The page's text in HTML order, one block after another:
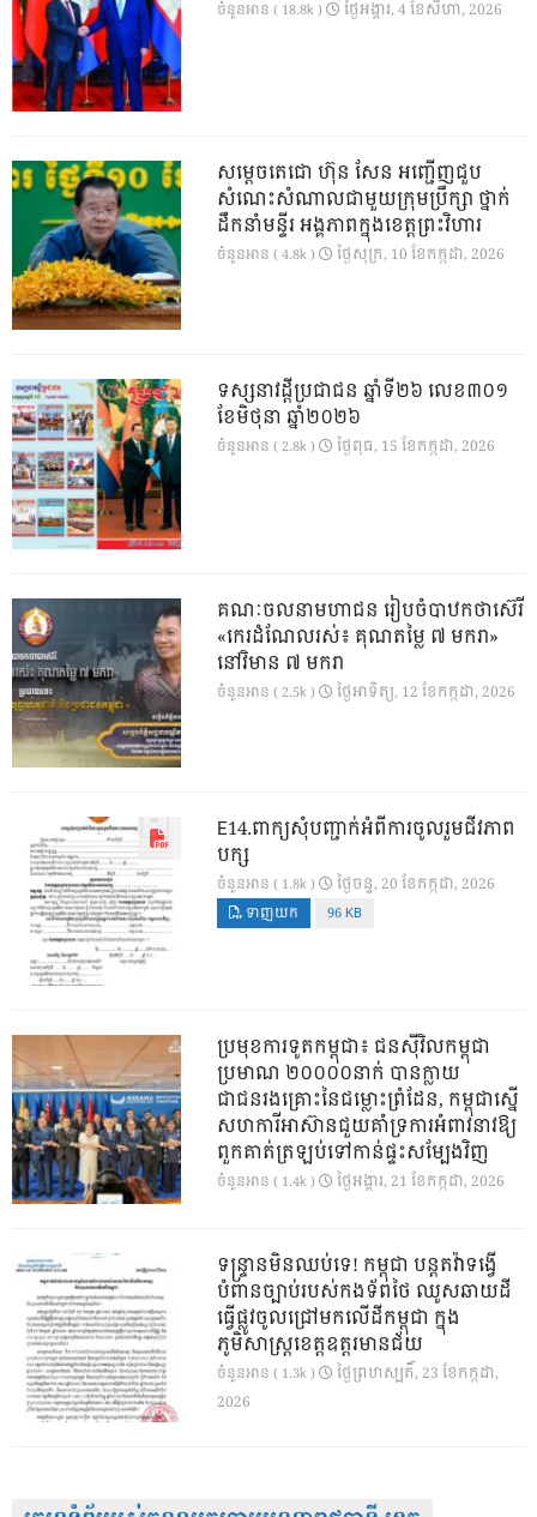
ចំនួនអាន ( 18.8k ) ថ្ងៃ​អង្គារ, 4 ខែ​សីហា, 2026
សម្តេចតេជោ ហ៊ុន សែន អញ្ជើញជួប
សំណេះសំណាលជាមួយក្រុមប្រឹក្សា ថ្នាក់
ដឹកនាំមន្ទីរ អង្គភាពក្នុងខេត្តព្រះវិហារ
ចំនួនអាន ( 4.8k ) ថ្ងៃ​សុក្រ, 10 ខែ​កក្កដា, 2026
ទស្សនាវដ្ដីប្រជាជន ឆ្នាំទី២៦ លេខ៣០១
ខែមិថុនា ឆ្នាំ២០២៦
ចំនួនអាន ( 2.8k ) ថ្ងៃ​ពុធ, 15 ខែ​កក្កដា, 2026
គណៈចលនាមហាជន រៀបចំបាឋកថាស៊េរី
«កេរដំណែលរស់៖ គុណតម្លៃ ៧ មករា»
នៅវិមាន ៧ មករា
ចំនួនអាន ( 2.5k ) ថ្ងៃ​អាទិត្យ, 12 ខែ​កក្កដា, 2026
E14.ពាក្យសុំបញ្ជាក់អំពីការចូលរួមជីវភាព
បក្ស
ចំនួនអាន ( 1.8k ) ថ្ងៃ​ចន្ទ, 20 ខែ​កក្កដា, 2026
ទាញយក 96 KB
ប្រមុខការទូតកម្ពុជា៖ ជនស៊ីវិលកម្ពុជា
ប្រមាណ ២០០០០នាក់ បានក្លាយ
ជាជនរងគ្រោះនៃជម្លោះព្រំដែន, កម្ពុជាស្នើ
សហការីអាស៊ានជួយគាំទ្រការអំពាវនាវឱ្យ
ពួកគាត់ត្រឡប់ទៅកាន់ផ្ទះសម្បែងវិញ
ចំនួនអាន ( 1.4k ) ថ្ងៃ​អង្គារ, 21 ខែ​កក្កដា, 2026
ទន្ទ្រានមិនឈប់ទេ! កម្ពុជា បន្តតវ៉ាទង្វើ
បំពានច្បាប់របស់កងទ័ពថៃ ឈូសឆាយដី
ធ្វើផ្លូវចូលជ្រៅមកលើដីកម្ពុជា ក្នុង
ភូមិសាស្ត្រខេត្តឧត្តរមានជ័យ
ចំនួនអាន ( 1.3k )
ថ្ងៃ​ព្រហស្បតិ៍, 23 ខែ​កក្កដា,
2026